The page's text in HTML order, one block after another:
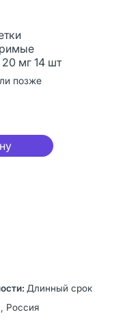
мг 14 шт
позже
Длинный срок
Россия